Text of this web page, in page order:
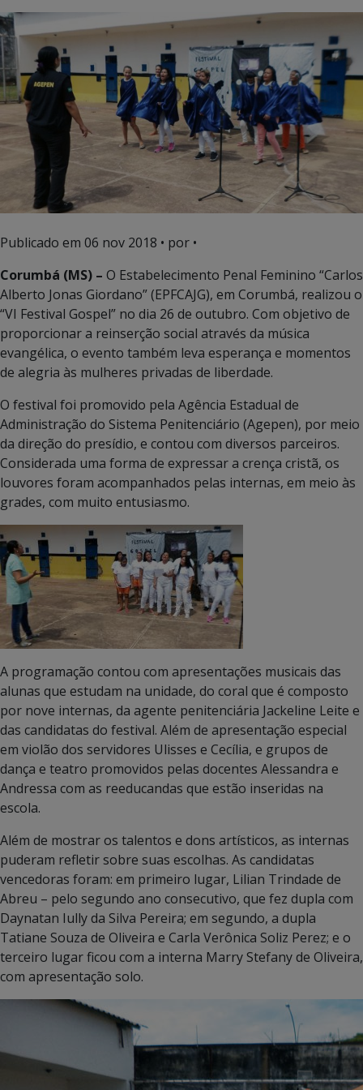
Publicado em 06 nov 2018 • por •
Corumbá (MS) – O Estabelecimento Penal Feminino “Carlos
Alberto Jonas Giordano” (EPFCAJG), em Corumbá, realizou o
“VI Festival Gospel” no dia 26 de outubro. Com objetivo de
proporcionar a reinserção social através da música
evangélica, o evento também leva esperança e momentos
de alegria às mulheres privadas de liberdade.
O festival foi promovido pela Agência Estadual de
Administração do Sistema Penitenciário (Agepen), por meio
da direção do presídio, e contou com diversos parceiros.
Considerada uma forma de expressar a crença cristã, os
louvores foram acompanhados pelas internas, em meio às
grades, com muito entusiasmo.
A programação contou com apresentações musicais das
alunas que estudam na unidade, do coral que é composto
por nove internas, da agente penitenciária Jackeline Leite e
das candidatas do festival. Além de apresentação especial
em violão dos servidores Ulisses e Cecília, e grupos de
dança e teatro promovidos pelas docentes Alessandra e
Andressa com as reeducandas que estão inseridas na
escola.
Além de mostrar os talentos e dons artísticos, as internas
puderam refletir sobre suas escolhas. As candidatas
vencedoras foram: em primeiro lugar, Lilian Trindade de
Abreu – pelo segundo ano consecutivo, que fez dupla com
Daynatan Iully da Silva Pereira; em segundo, a dupla
Tatiane Souza de Oliveira e Carla Verônica Soliz Perez; e o
terceiro lugar ficou com a interna Marry Stefany de Oliveira,
com apresentação solo.